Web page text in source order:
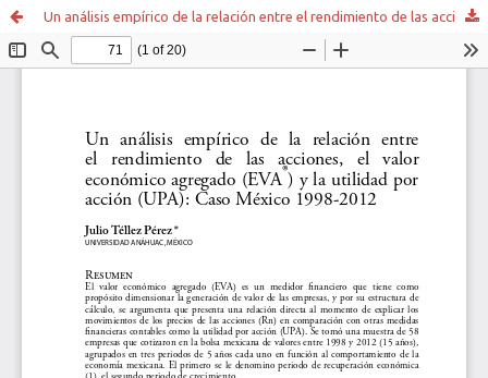
Un análisis empírico de la relación entre el rendimiento de las acciones, el valor económico agregado (EVA®) y la utilidad por acción (UPA): Caso México 1998-2012